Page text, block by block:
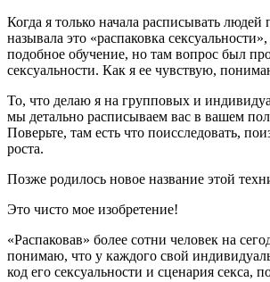
Когда я только начала расписывать людей
называла это «распаковка
подобное обучение, но там вопрос был
сексуальности. Как я ее чувствую,
То, что делаю я на групповых и
мы детально расписываем вас в вашем
Поверьте, там есть что поисследовать,
роста.
Позже родилось новое название этой
Это чисто мое изобретение!
«Распаковав» более сотни человек на
понимаю, что у каждого свой
код его сексуальности и сценария секса,